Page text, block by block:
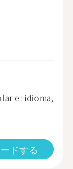
el idioma,
ドする